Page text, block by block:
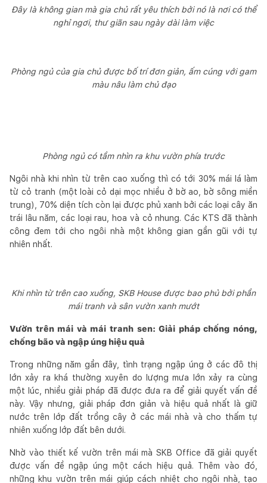
Đây là không gian mà gia chủ rất yêu thích bởi nó là nơi có thể
nghỉ ngơi, thư giãn sau ngày dài làm việc
Phòng ngủ của gia chủ được bố trí đơn giản, ấm cúng với gam
màu nâu làm chủ đạo
Phòng ngủ có tầm nhìn ra khu vườn phía trước
Ngôi nhà khi nhìn từ trên cao xuống thì có tới 30% mái lá làm
từ cỏ tranh (một loài cỏ dại mọc nhiều ở bờ ao, bờ sông miền
trung), 70% diện tích còn lại được phủ xanh bởi các loại cây ăn
trái lâu năm, các loại rau, hoa và cỏ nhung. Các KTS đã thành
công đem tới cho ngôi nhà một không gian gần gũi với tự
nhiên nhất.
Khi nhìn từ trên cao xuống, SKB House được bao phủ bởi phần
mái tranh và sân vườn xanh mướt
Vườn trên mái và mái tranh sen: Giải pháp chống nóng,
chống bão và ngập úng hiệu quả
Trong những năm gần đây, tình trạng ngập úng ở các đô thị
lớn xảy ra khá thường xuyên do lượng mưa lớn xảy ra cùng
một lúc, nhiều giải pháp đã được đưa ra để giải quyết vấn đề
này. Vậy nhưng, giải pháp đơn giản và hiệu quả nhất là giữ
nước trên lớp đất trồng cây ở các mái nhà và cho thấm tự
nhiên xuống lớp đất bên dưới.
Nhờ vào thiết kế vườn trên mái mà SKB Office đã giải quyết
được vấn đề ngập úng một cách hiệu quả. Thêm vào đó,
những khu vườn trên mái giúp cách nhiệt cho ngôi nhà, tạo